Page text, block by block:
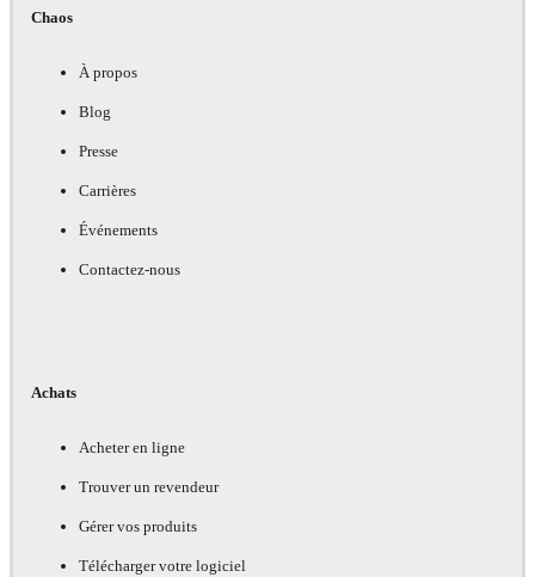
Chaos
À propos
Blog
Presse
Carrières
Événements
Contactez-nous
Achats
Acheter en ligne
Trouver un revendeur
Gérer vos produits
Télécharger votre logiciel